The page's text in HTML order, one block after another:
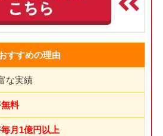
すすめの理由
な実績
無料
毎月1億円以上